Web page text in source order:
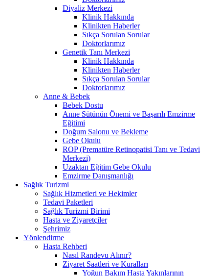
Diyaliz Merkezi
Klinik Hakkında
Klinikten Haberler
Sıkça Sorulan Sorular
Doktorlarımız
Genetik Tanı Merkezi
Klinik Hakkında
Klinikten Haberler
Sıkça Sorulan Sorular
Doktorlarımız
Anne & Bebek
Bebek Dostu
Anne Sütünün Önemi ve Başarılı Emzirme
Eğitimi
Doğum Salonu ve Bekleme
Gebe Okulu
ROP (Prematüre Retinopatisi Tanı ve Tedavi
Merkezi)
Uzaktan Eğitim Gebe Okulu
Emzirme Danışmanlığı
Sağlık Turizmi
Sağlık Hizmetleri ve Hekimler
Tedavi Paketleri
Sağlık Turizmi Birimi
Hasta ve Ziyaretçiler
Şehrimiz
Yönlendirme
Hasta Rehberi
Nasıl Randevu Alınır?
Ziyaret Saatleri ve Kuralları
Yoğun Bakım Hasta Yakınlarının